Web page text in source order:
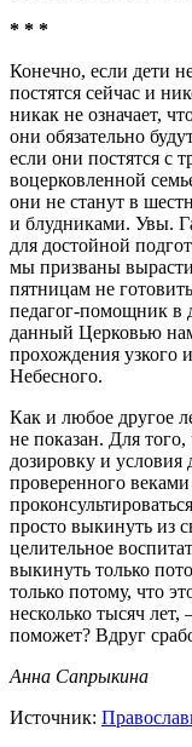
* * *
Конечно, если дети
постятся сейчас и
никак не означает,
они обязательно
если они постятся с
воцерковленной
они не станут в
и блудниками. Увы.
для достойной
мы призваны
пятницам не
педагог-помощник в
данный Церковью
прохождения узкого
Небесного.
Как и любое другое
не показан. Для
дозировку и условия
проверенного
просто выкинуть из
целительное
выкинуть только
только потому, что
несколько тысяч
поможет? Вдруг
Анна Сапрыкина
Источник: